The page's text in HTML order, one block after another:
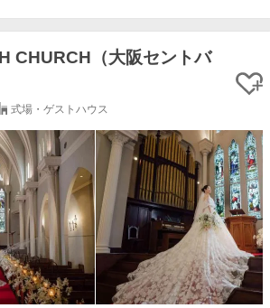
CHURCH（大阪セントバ
式場・ゲストハウス